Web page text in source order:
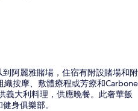
阿麗雅賭場，住宿有附設賭場和附
織按摩、敷體療程或芳療和Carbone
義大利料理，供應晚餐。此奢華飯
身俱樂部。